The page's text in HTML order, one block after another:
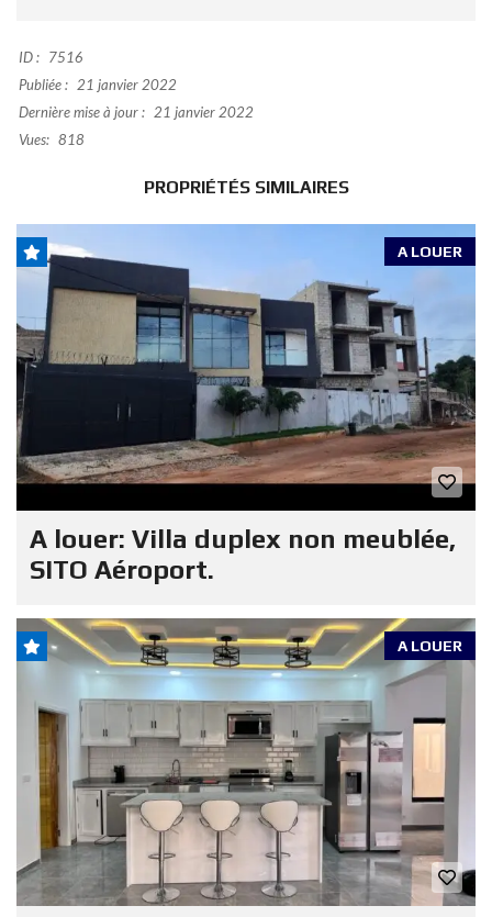
ID : 7516
Publiée : 21 janvier 2022
Dernière mise à jour : 21 janvier 2022
Vues: 818
PROPRIÉTÉS SIMILAIRES
A LOUER
A louer: Villa duplex non meublée,
SITO Aéroport.
A LOUER